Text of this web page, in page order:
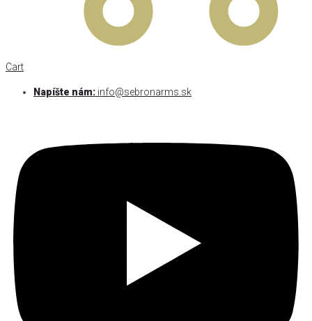
Cart
Napíšte nám: info@sebronarms.sk